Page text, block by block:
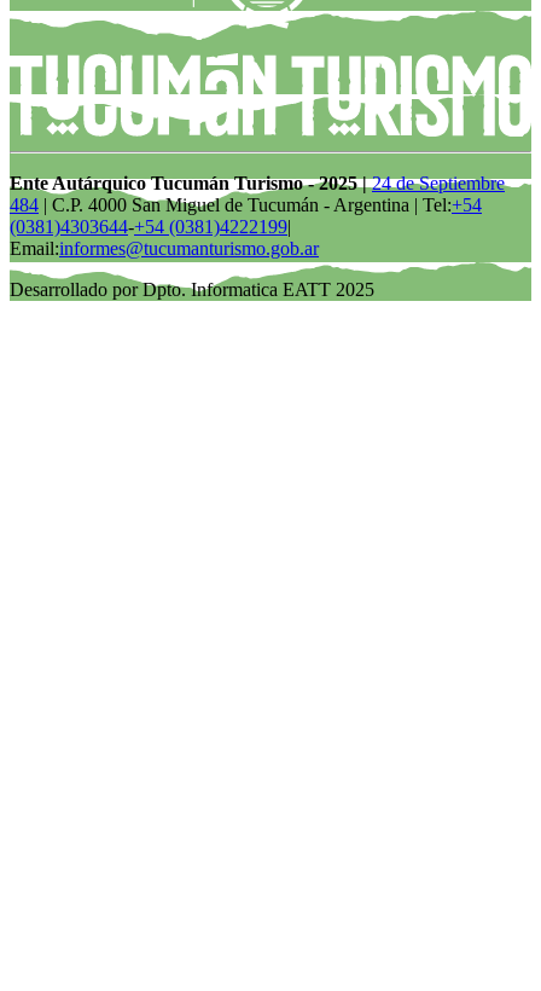
Ente Autárquico Tucumán Turismo - 2025 |24 de Septiembre
484 | C.P. 4000 San Miguel de Tucumán - Argentina | Tel:+54
(0381)4303644-+54 (0381)4222199|
Email:informes@tucumanturismo.gob.ar
Desarrollado por Dpto. Informatica EATT 2025